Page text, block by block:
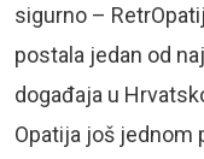
sigurno –
postala jedan od
događaja u
Opatija još jednom